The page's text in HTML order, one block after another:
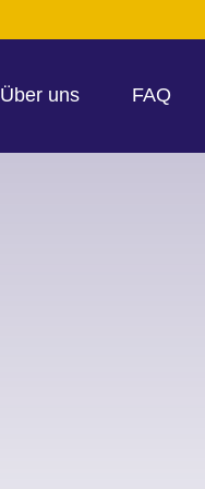
Über uns FAQ